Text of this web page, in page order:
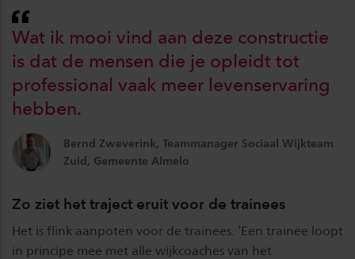
Wat ik mooi vind aan deze constructie
is dat de mensen die je opleidt tot
professional vaak meer levenservaring
hebben.
Bernd Zweverink, Teammanager Sociaal Wijkteam
Zuid, Gemeente Almelo
Zo ziet het traject eruit voor de trainees
Het is flink aanpoten voor de trainees. ‘Een trainee loopt
in principe mee met alle wijkcoaches van het